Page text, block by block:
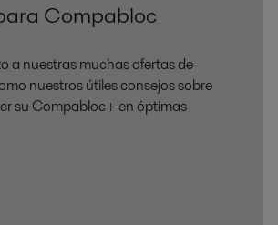
Compabloc
a nuestras muchas ofertas de
nuestros útiles consejos sobre
su Compabloc+ en óptimas